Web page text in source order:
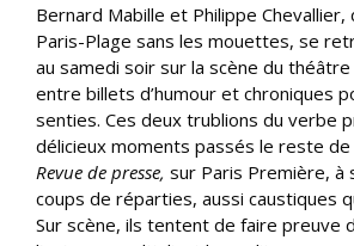
Bernard Mabille et Philippe Chevallier,
Paris-Plage sans les mouettes, se
au samedi soir sur la scène du théâtre
entre billets d’humour et chroniques
senties. Ces deux trublions du verbe
délicieux moments passés le reste de
Revue de presse, sur Paris Première, à
coups de réparties, aussi caustiques
Sur scène, ils tentent de faire preuve